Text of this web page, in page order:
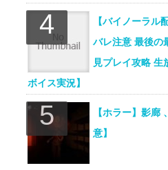
【バイノーラ
バレ注意 最後の
見プレイ攻略 生
ボイス実況】
【ホラー】影廊
意】